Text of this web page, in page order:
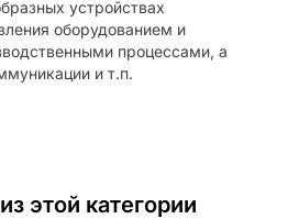
устройствах
оборудованием и
процессами, а
и т.п.
этой категории